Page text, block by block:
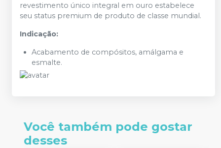
revestimento único integral em ouro estabelece
seu status premium de produto de classe mundial.
Indicação:
Acabamento de compósitos, amálgama e
esmalte.
Você também pode gostar
desses